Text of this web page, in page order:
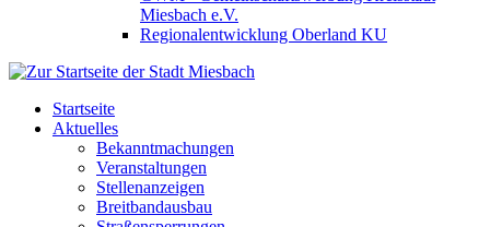
Miesbach e.V.
Regionalentwicklung Oberland KU
Startseite
Aktuelles
Bekanntmachungen
Veranstaltungen
Stellenanzeigen
Breitbandausbau